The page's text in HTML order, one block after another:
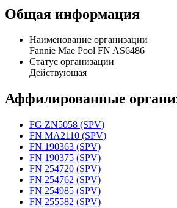
Общая информация
Наименование организации
Fannie Mae Pool FN AS6486
Статус организации
Действующая
Аффилированные
FG ZN5058 (SPV)
FN MA2110 (SPV)
FN 190363 (SPV)
FN 190375 (SPV)
FN 254720 (SPV)
FN 254762 (SPV)
FN 254985 (SPV)
FN 255582 (SPV)